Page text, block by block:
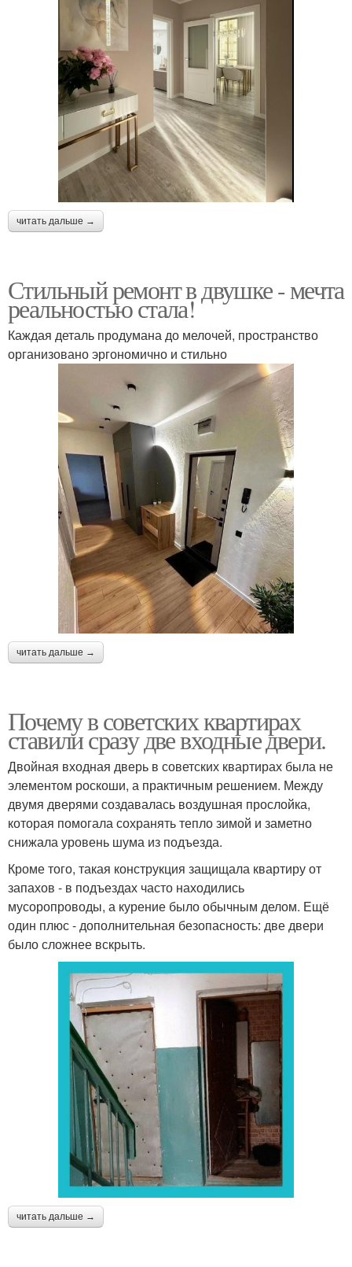
читать дальше →
Стильный ремонт в двушке - мечта
реальностью стала!
Каждая деталь продумана до мелочей, пространство
организовано эргономично и стильно
читать дальше →
Почему в советских квартирах
ставили сразу две входные двери.
Двойная входная дверь в советских квартирах была не
элементом роскоши, а практичным решением. Между
двумя дверями создавалась воздушная прослойка,
которая помогала сохранять тепло зимой и заметно
снижала уровень шума из подъезда.
Кроме того, такая конструкция защищала квартиру от
запахов - в подъездах часто находились
мусоропроводы, а курение было обычным делом. Ещё
один плюс - дополнительная безопасность: две двери
было сложнее вскрыть.
читать дальше →